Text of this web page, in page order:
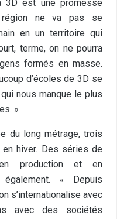
est une promesse
région ne va pas se
en un territoire qui
terme, on ne pourra
formés en masse.
d’écoles de 3D se
nous manque le plus
»
du long métrage, trois
hiver. Des séries de
production et en
« Depuis
s’internationalise avec
avec des sociétés